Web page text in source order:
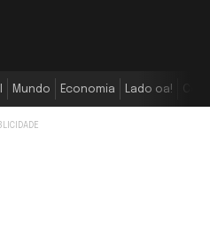
Mundo Economia Lado oa!